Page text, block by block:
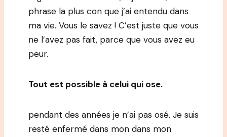
phrase la plus con que j’ai entendu dans
ma vie. Vous le savez ! C’est juste que vous
ne l’avez pas fait, parce que vous avez eu
peur.
Tout est possible à celui qui ose.
pendant des années je n’ai pas osé. Je suis
resté enfermé dans mon dans mon